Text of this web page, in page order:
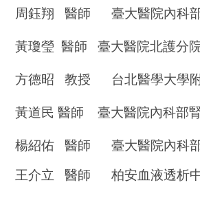
周鈺翔 醫師 臺大醫院內科
黃瓊瑩 醫師 臺大醫院北護分
方德昭 教授 台北醫學大學
黃道民 醫師 臺大醫院內科部
楊紹佑 醫師 臺大醫院內科
王介立 醫師 柏安血液透析